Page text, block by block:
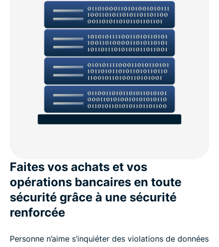
Faites vos achats et vos
opérations bancaires en toute
sécurité grâce à une sécurité
renforcée
Personne n’aime s’inquiéter des violations de données